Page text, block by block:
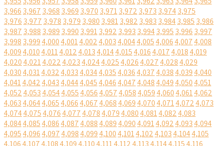
3,966 3,967 3,968 3,969 3,970 3,9713,972 3,973 3,9743,975
3,976 3,977 3,978 3,979 3,980 3,9813,982 3,983 3,9843,985 3,986
3,987 3,988 3,989 3,990 3,9913,992 3,993 3,9943,995 3,996 3,997
3,998 3,9994,0004,0014,0024,0034,0044,0054,0064,0074,008
4,0094,0104,0114,0124,0134,0144,0154,0164,0174,0184,019
4,0204,0214,0224,0234,0244,0254,0264,0274,0284,029
4,0304,0314,0324,0334,0344,0354,0364,0374,0384,0394,040
4,0414,0424,0434,0444,0454,0464,0474,0484,0494,0504,051
4,0524,0534,0544,0554,0564,0574,0584,0594,0604,0614,062
4,0634,0644,0654,0664,0674,0684,0694,0704,0714,0724,073
4,0744,0754,0764,0774,0784,0794,0804,0814,0824,083
4,0844,0854,0864,0874,0884,0894,0904,0914,0924,0934,094
4,0954,0964,0974,0984,0994,1004,1014,1024,1034,1044,105